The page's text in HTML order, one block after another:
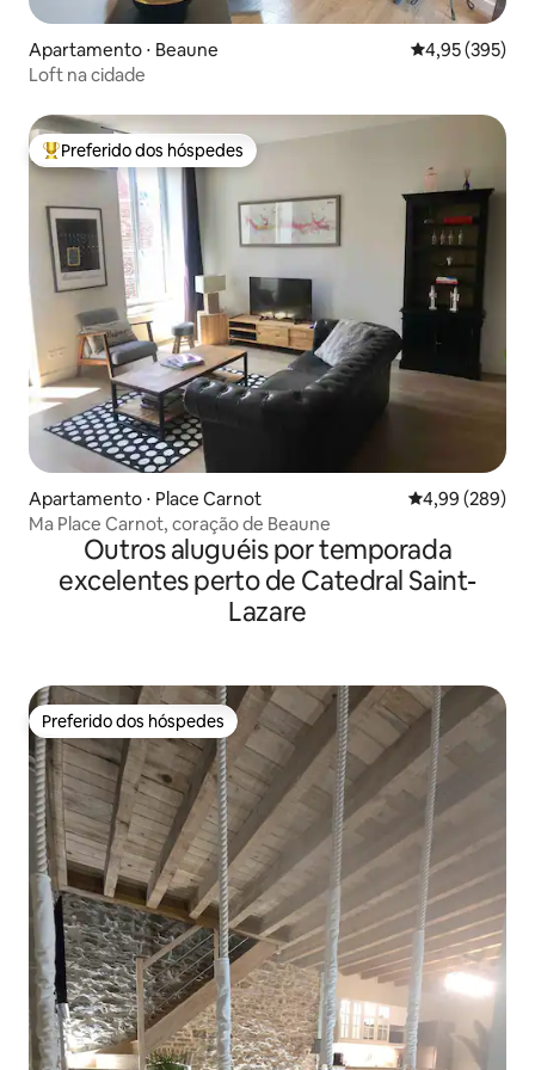
Apartamento ⋅ Beaune 4,95 de uma
4,95 (395)
Loft na cidade
Entre os melhores preferidos dos hóspedes
Preferido dos hóspedes
Apartamento ⋅ Place Carnot 4,99 de uma
4,99 (289)
Ma Place Carnot, coração de Beaune
Outros aluguéis por temporada
excelentes perto de Catedral Saint-
Lazare
Preferido dos hóspedes
Preferido dos hóspedes